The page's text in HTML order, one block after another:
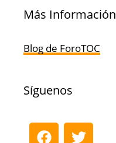
Más Información
Blog de ForoTOC
Síguenos